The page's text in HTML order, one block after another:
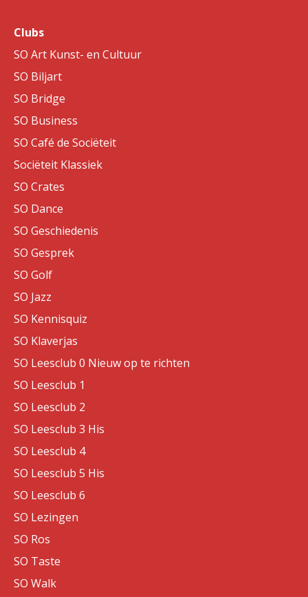
Clubs
SO Art Kunst- en Cultuur
SO Biljart
SO Bridge
SO Business
SO Café de Sociëteit
Sociëteit Klassiek
SO Crates
SO Dance
SO Geschiedenis
SO Gesprek
SO Golf
SO Jazz
SO Kennisquiz
SO Klaverjas
SO Leesclub 0 Nieuw op te richten
SO Leesclub 1
SO Leesclub 2
SO Leesclub 3 His
SO Leesclub 4
SO Leesclub 5 His
SO Leesclub 6
SO Lezingen
SO Ros
SO Taste
SO Walk